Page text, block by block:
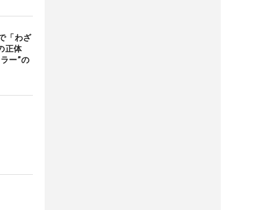
「わざ
正体
ー”の